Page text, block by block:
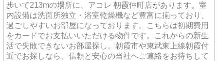
歩いて213mの場所に、アコレ 朝霞仲町店があります。室
内設備は洗面所独立・浴室乾燥機など豊富に揃っており、
過ごしやすいお部屋になっております。こちらは初期費用
をカードでお支払いいただける物件です。これからの新生
活で失敗できないお部屋探し。朝霞市や東武東上線朝霞付
近でお探しなら、信頼と安心の当社へご連絡をお待ちして